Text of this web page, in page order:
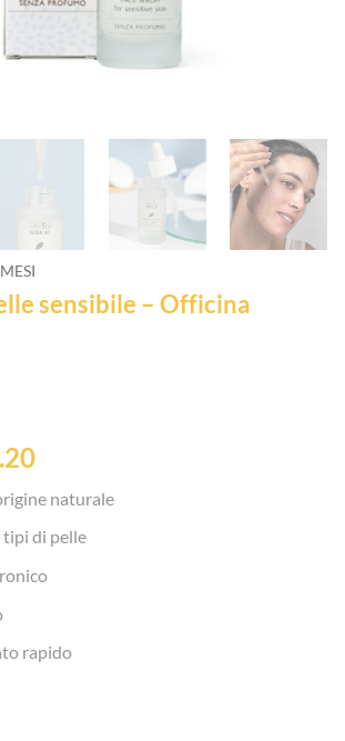
sensibile – Officina
Il
attuale
è:
naturale
di pelle
rapido